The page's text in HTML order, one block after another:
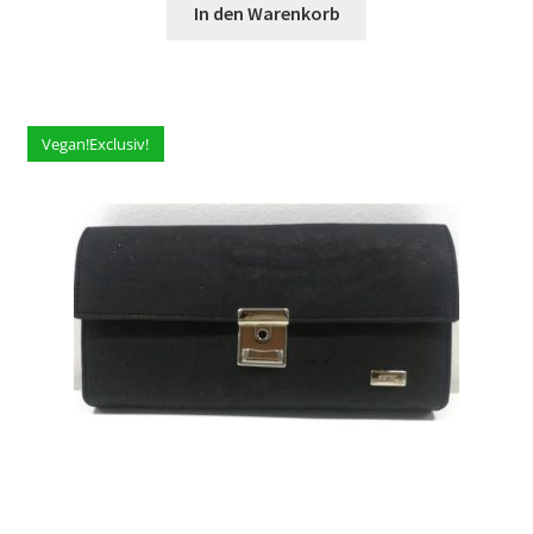
In den Warenkorb
Vegan!Exclusiv!